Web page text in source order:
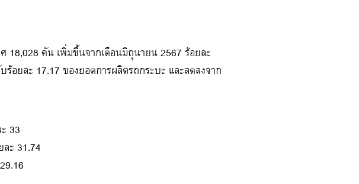
18,028 คัน เพิ่มขึ้นจากเดือนมิถุนายน 2567 ร้อยละ
อยละ 17.17 ของยอดการผลิตรถกระบะ และลดลงจาก
33
ะ 31.74